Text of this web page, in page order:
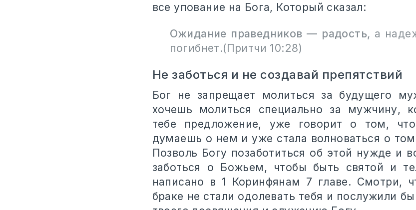
все упование на Бога, Который сказал:
Ожидание праведников — радость, а
погибнет.(Притчи 10:28)
Не заботься и не создавай препятствий
Бог не запрещает молиться за будущего
хочешь молиться специально за мужчину,
тебе предложение, уже говорит о том,
думаешь о нем и уже стала волноваться о
Позволь Богу позаботиться об этой нужде и
заботься о Божьем, чтобы быть святой и
написано в 1 Коринфянам 7 главе. Смотри,
браке не стали одолевать тебя и послужили